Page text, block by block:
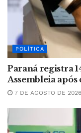
POLÍTICA
Paraná registra
Assembleia após
7 DE AGOSTO DE 2026